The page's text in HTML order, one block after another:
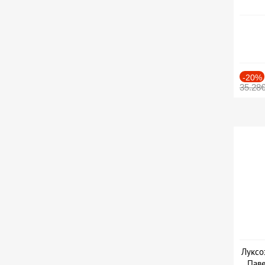
-20%
35.28€